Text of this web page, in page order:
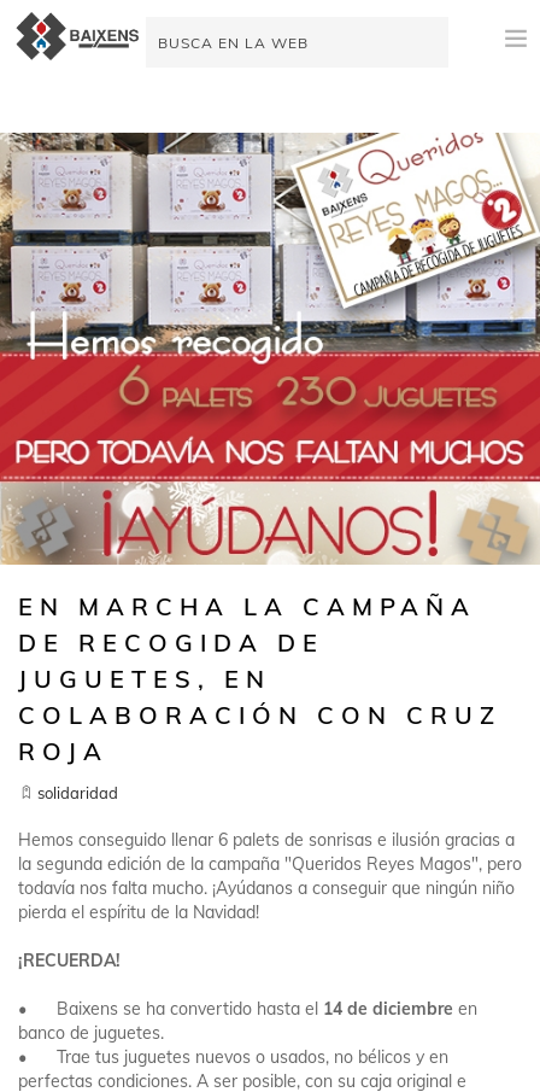
PRODUCTOS
ORIGEN
MAESTRO PINTOR
IMPERMEABILIZACIÓN
ESPACIO TÉCNICO
VIDEOTUTORIALES
AYUDA A LA VENTA
NOTICIAS
EMPRESA
SÍGUENOS
CONTACTO
ÁREA CLIENTE
EN MARCHA LA CAMPAÑA
DE RECOGIDA DE
JUGUETES, EN
COLABORACIÓN CON CRUZ
ROJA
solidaridad
Hemos conseguido llenar 6 palets de sonrisas e ilusión gracias a
la segunda edición de la campaña "Queridos Reyes Magos", pero
todavía nos falta mucho. ¡Ayúdanos a conseguir que ningún niño
pierda el espíritu de la Navidad!
¡RECUERDA!
• Baixens se ha convertido hasta el 14 de diciembre en
banco de juguetes.
•
Trae tus juguetes nuevos o usados, no bélicos y en
perfectas condiciones. A ser posible, con su caja original e